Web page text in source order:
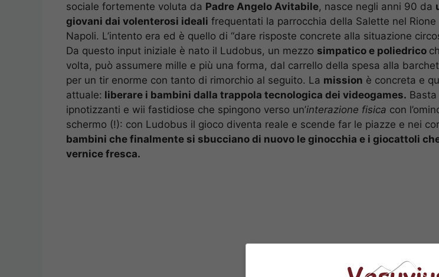
sociale fortemente voluta da Padre Angelo Avitabile, nasce negli anni 90 da
giovani dai volenterosi ideali frequentati la parrocchia della Salette nel Rione
Napoli. L’intento era ed è quello di “dare risposte concrete alla situazione
Da questo input iniziale è nato il Ludobus, un mezzo simpatico e poliedrico
volta, può assumere mille e più una forma, dal carrello della spesa alla
per un tir enorme con tanto di rimorchio al seguito. La mission è concreta e
attuale: liberare i bambini dalla trappola tecnologica dei videogames.
ipnotizzanti e wii fastidiose che spingono verso un’interazione fisica con
schermo (!): con Ludobus il gioco diventa reale e scende far le piazze e nei
bambini che finalmente si sbucciano di nuovo le ginocchia e i giocattoli
vernice fresca.